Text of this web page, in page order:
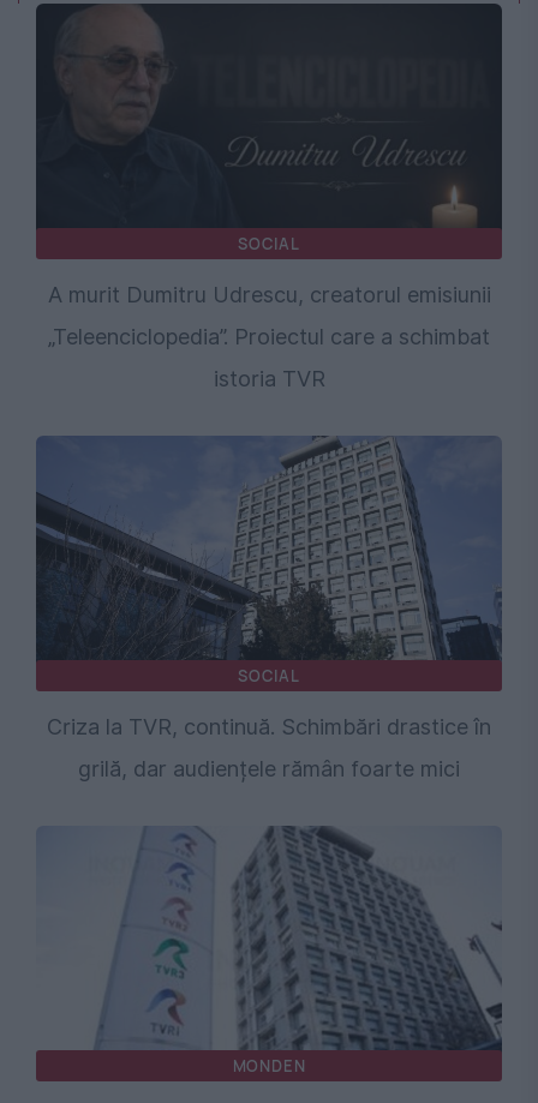
SOCIAL
A murit Dumitru Udrescu, creatorul emisiunii
„Teleenciclopedia”. Proiectul care a schimbat
istoria TVR
SOCIAL
Criza la TVR, continuă. Schimbări drastice în
grilă, dar audiențele rămân foarte mici
MONDEN